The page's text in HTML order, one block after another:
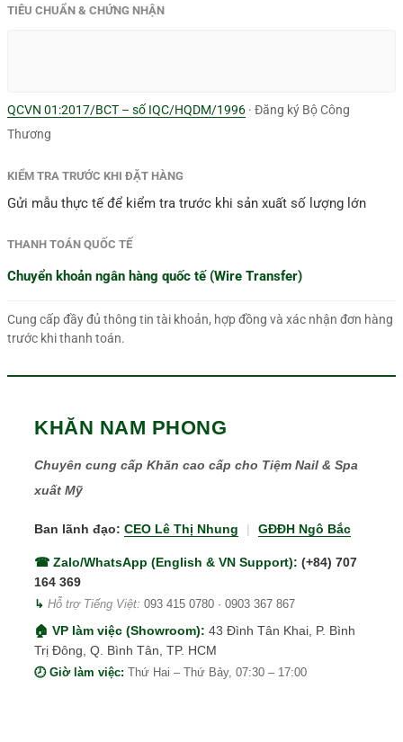
TIÊU CHUẨN & CHỨNG NHẬN
QCVN 01:2017/BCT – số IQC/HQDM/1996 · Đăng ký Bộ Công
Thương
KIỂM TRA TRƯỚC KHI ĐẶT HÀNG
Gửi mẫu thực tế để kiểm tra trước khi sản xuất số lượng lớn
THANH TOÁN QUỐC TẾ
Chuyển khoản ngân hàng quốc tế (Wire Transfer)
Cung cấp đầy đủ thông tin tài khoản, hợp đồng và xác nhận đơn hàng
trước khi thanh toán.
KHĂN NAM PHONG
Chuyên cung cấp Khăn cao cấp cho Tiệm Nail & Spa
xuất Mỹ
Ban lãnh đạo: CEO Lê Thị Nhung | GĐĐH Ngô Bắc
☎ Zalo/WhatsApp (English & VN Support): (+84) 707
164 369
↳ Hỗ trợ Tiếng Việt: 093 415 0780 · 0903 367 867
🏠 VP làm việc (Showroom): 43 Đình Tân Khai, P. Bình
Trị Đông, Q. Bình Tân, TP. HCM
🕗 Giờ làm việc: Thứ Hai – Thứ Bảy, 07:30 – 17:00